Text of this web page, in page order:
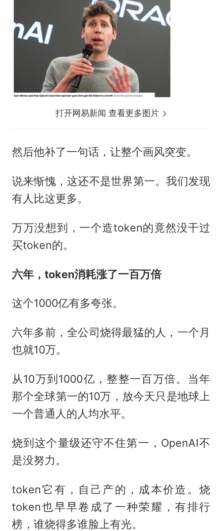
打开网易新闻 查看更多图片
然后他补了一句话，让整个画风突变。
说来惭愧，这还不是世界第一。我们发现
有人比这更多。
万万没想到，一个造token的竟然没干过
买token的。
六年，token消耗涨了一百万倍
这个1000亿有多夸张。
六年多前，全公司烧得最猛的人，一个月
也就10万。
从10万到1000亿，整整一百万倍。当年
那个全球第一的10万，放今天只是地球上
一个普通人的人均水平。
烧到这个量级还守不住第一，OpenAI不
是没努力。
token它有，自己产的，成本价造。烧
token也早早卷成了一种荣耀，有排行
榜，谁烧得多谁脸上有光。